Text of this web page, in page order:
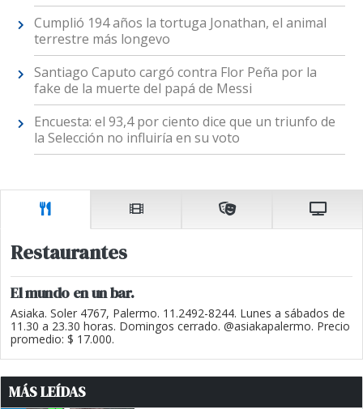
Cumplió 194 años la tortuga Jonathan, el animal
terrestre más longevo
Santiago Caputo cargó contra Flor Peña por la
fake de la muerte del papá de Messi
Encuesta: el 93,4 por ciento dice que un triunfo de
la Selección no influiría en su voto
Restaurantes
El mundo en un bar.
Asiaka. Soler 4767, Palermo. 11.2492-8244. Lunes a sábados de
11.30 a 23.30 horas. Domingos cerrado. @asiakapalermo. Precio
promedio: $ 17.000.
MÁS LEÍDAS